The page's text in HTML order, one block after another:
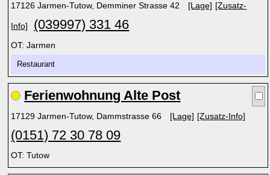
17126 Jarmen-Tutow, Demminer Strasse 42 [Lage] [Zusatz-
Info] (039997) 331 46
OT: Jarmen
Restaurant
Ferienwohnung Alte Post
17129 Jarmen-Tutow, Dammstrasse 66 [Lage] [Zusatz-Info]
(0151) 72 30 78 09
OT: Tutow